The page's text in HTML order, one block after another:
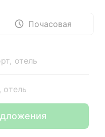
Почасовая
отель
отель